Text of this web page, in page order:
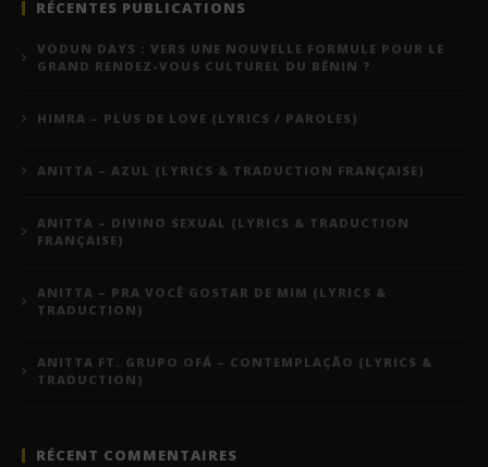
RÉCENTES PUBLICATIONS
VODUN DAYS : VERS UNE NOUVELLE FORMULE POUR LE
GRAND RENDEZ-VOUS CULTUREL DU BÉNIN ?
HIMRA – PLUS DE LOVE (LYRICS / PAROLES)
ANITTA – AZUL (LYRICS & TRADUCTION FRANÇAISE)
ANITTA – DIVINO SEXUAL (LYRICS & TRADUCTION
FRANÇAISE)
ANITTA – PRA VOCÊ GOSTAR DE MIM (LYRICS &
TRADUCTION)
ANITTA FT. GRUPO OFÁ – CONTEMPLAÇÃO (LYRICS &
TRADUCTION)
RÉCENT COMMENTAIRES